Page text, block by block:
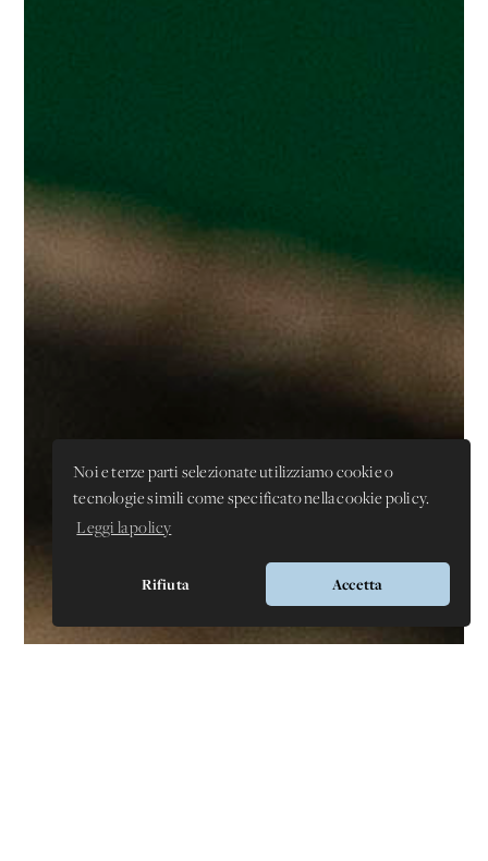
Noi e terze parti selezionate utilizziamo cookie o
tecnologie simili come specificato nella cookie policy.
Leggi la policy
Rifiuta Accetta